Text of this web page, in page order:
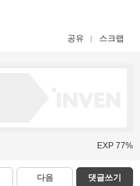
공유 스크랩
EXP 77%
다음 댓글쓰기